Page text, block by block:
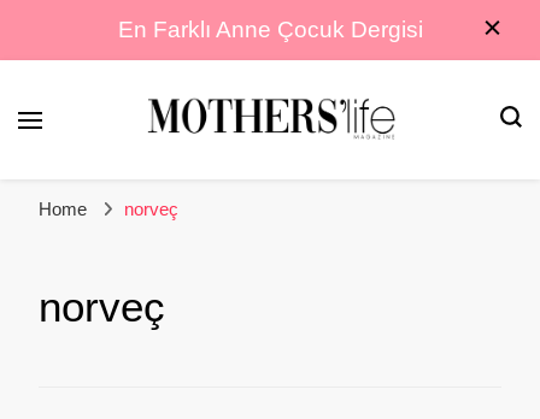
En Farklı Anne Çocuk Dergisi
Home norveç
norveç